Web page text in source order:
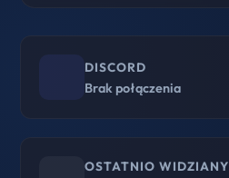
DISCORD
Brak połączenia
OSTATNIO WIDZIANY